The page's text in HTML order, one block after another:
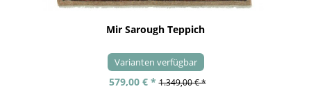
Mir Sarough Teppich
Varianten verfügbar
579,00 € * 1.349,00 € *